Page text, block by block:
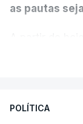
as pautas
POLÍTICA